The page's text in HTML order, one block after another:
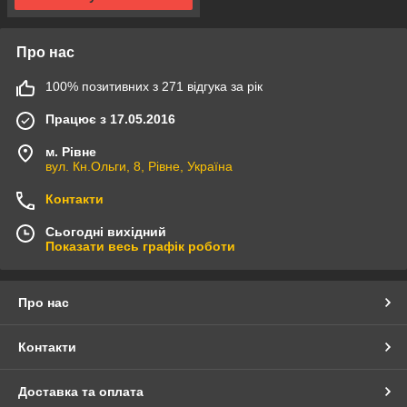
Про нас
100% позитивних з 271 відгука за рік
Працює з 17.05.2016
м. Рівне
вул. Кн.Ольги, 8, Рівне, Україна
Контакти
Сьогодні вихідний
Показати весь графік роботи
Про нас
Контакти
Доставка та оплата